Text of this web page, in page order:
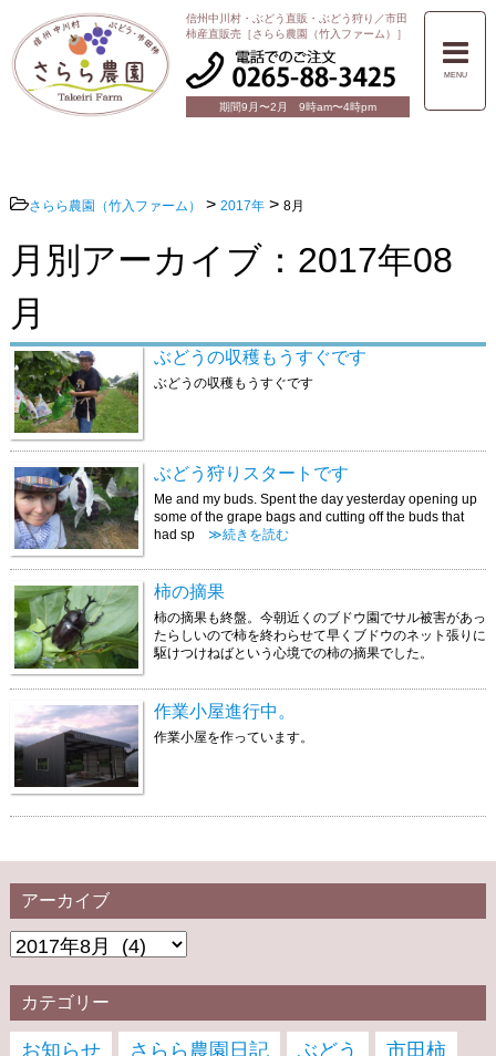
信州中川村・ぶどう直販・ぶどう狩り／市田
柿産直販売［さらら農園（竹入ファーム）］
期間9月〜2月 9時am〜4時pm
MENU
さらら農園（竹入ファーム） > 2017年> 8月
月別アーカイブ：2017年08
月
ぶどうの収穫もうすぐです
ぶどうの収穫もうすぐです
ぶどう狩りスタートです
Me and my buds. Spent the day yesterday opening up
some of the grape bags and cutting off the buds that
had sp≫続きを読む
柿の摘果
柿の摘果も終盤。今朝近くのブドウ園でサル被害があっ
たらしいので柿を終わらせて早くブドウのネット張りに
駆けつけねばという心境での柿の摘果でした。
作業小屋進行中。
作業小屋を作っています。
アーカイブ
カテゴリー
お知らせ さらら農園日記 ぶどう 市田柿